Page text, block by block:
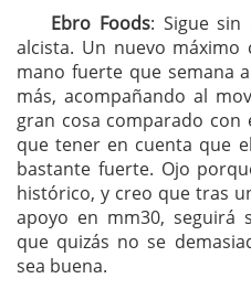
Ebro Foods: Sigue
alcista. Un nuevo
mano fuerte que semana
más, acompañando al
gran cosa comparado con
que tener en cuenta que
bastante fuerte. Ojo
histórico, y creo que tras
apoyo en mm30, seguirá
que quizás no se
sea buena.